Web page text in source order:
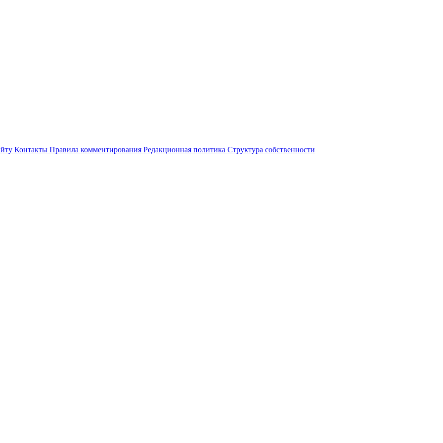
Контакты Правила комментирования Редакционная политика Структура собственности